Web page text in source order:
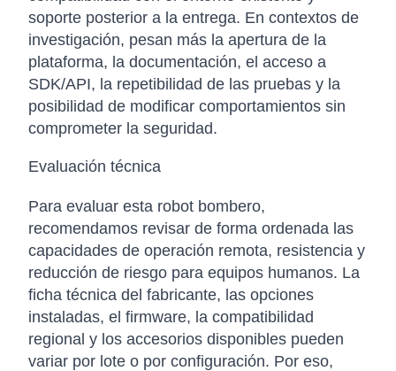
soporte posterior a la entrega. En contextos de
investigación, pesan más la apertura de la
plataforma, la documentación, el acceso a
SDK/API, la repetibilidad de las pruebas y la
posibilidad de modificar comportamientos sin
comprometer la seguridad.
Evaluación técnica
Para evaluar esta robot bombero,
recomendamos revisar de forma ordenada las
capacidades de operación remota, resistencia y
reducción de riesgo para equipos humanos. La
ficha técnica del fabricante, las opciones
instaladas, el firmware, la compatibilidad
regional y los accesorios disponibles pueden
variar por lote o por configuración. Por eso,